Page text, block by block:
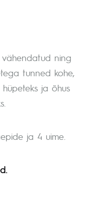
vähendatud ning
tunned kohe,
ja õhus
ja 4 uime.